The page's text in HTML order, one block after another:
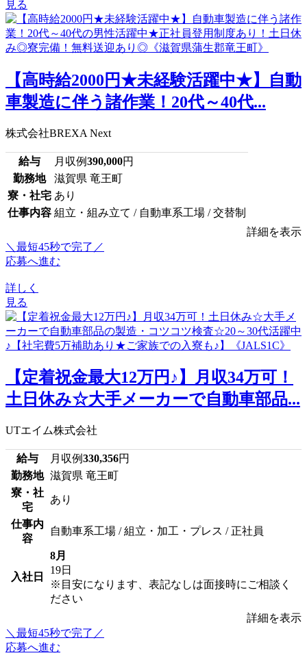
見る
【高時給2000円★未経験活躍中★】自動
車製造に伴う諸作業！20代～40代...
株式会社BREXA Next
給与 月収例390,000円
勤務地
滋賀県 竜王町
寮・社宅 あり
仕事内容 組立・組み立て / 自動車系工場 / 交替制
詳細を表示
＼最短45秒で完了／
応募へ進む
詳しく
見る
【定着祝金最大12万円♪】月収34万可！
土日休み☆大手メーカーで自動車部品...
UTエイム株式会社
給与 月収例330,356円
勤務地 滋賀県 竜王町
寮・社
宅
あり
仕事内
容
自動車系工場 / 組立・加工・プレス / 正社員
入社日
8月
19日
※目安になります、表記なしは面接時にご相談く
ださい
詳細を表示
＼最短45秒で完了／
応募へ進む